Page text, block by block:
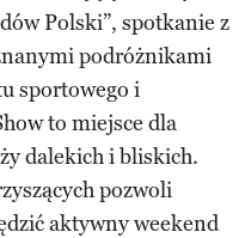
Polski”, spotkanie z
podróżnikami
sportowego i
to miejsce dla
dalekich i bliskich.
pozwoli
aktywny weekend